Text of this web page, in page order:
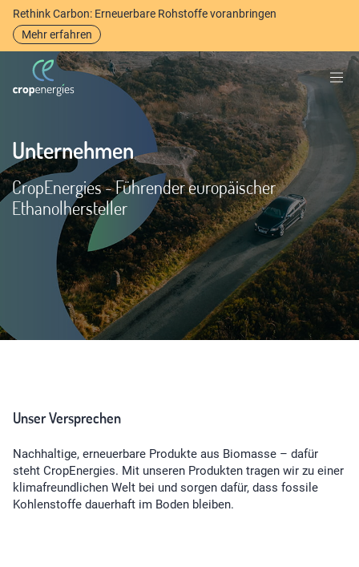
Rethink Carbon: Erneuerbare Rohstoffe voranbringen
Mehr erfahren
Unternehmen
CropEnergies - Führender europäischer
Ethanolhersteller
Unser Versprechen
Nachhaltige, erneuerbare Produkte aus Biomasse – dafür
steht CropEnergies. Mit unseren Produkten tragen wir zu einer
klimafreundlichen Welt bei und sorgen dafür, dass fossile
Kohlenstoffe dauerhaft im Boden bleiben.